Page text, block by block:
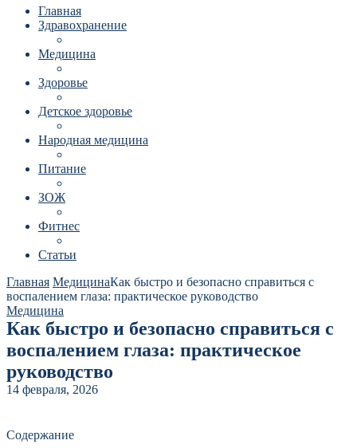
Главная
Здравохранение
Медицина
Здоровье
Детское здоровье
Народная медицина
Питание
ЗОЖ
Фитнес
Статьи
Главная МедицинаКак быстро и безопасно справиться с
воспалением глаза: практическое руководство
Медицина
Как быстро и безопасно справиться с
воспалением глаза: практическое
руководство
14 февраля, 2026
Содержание